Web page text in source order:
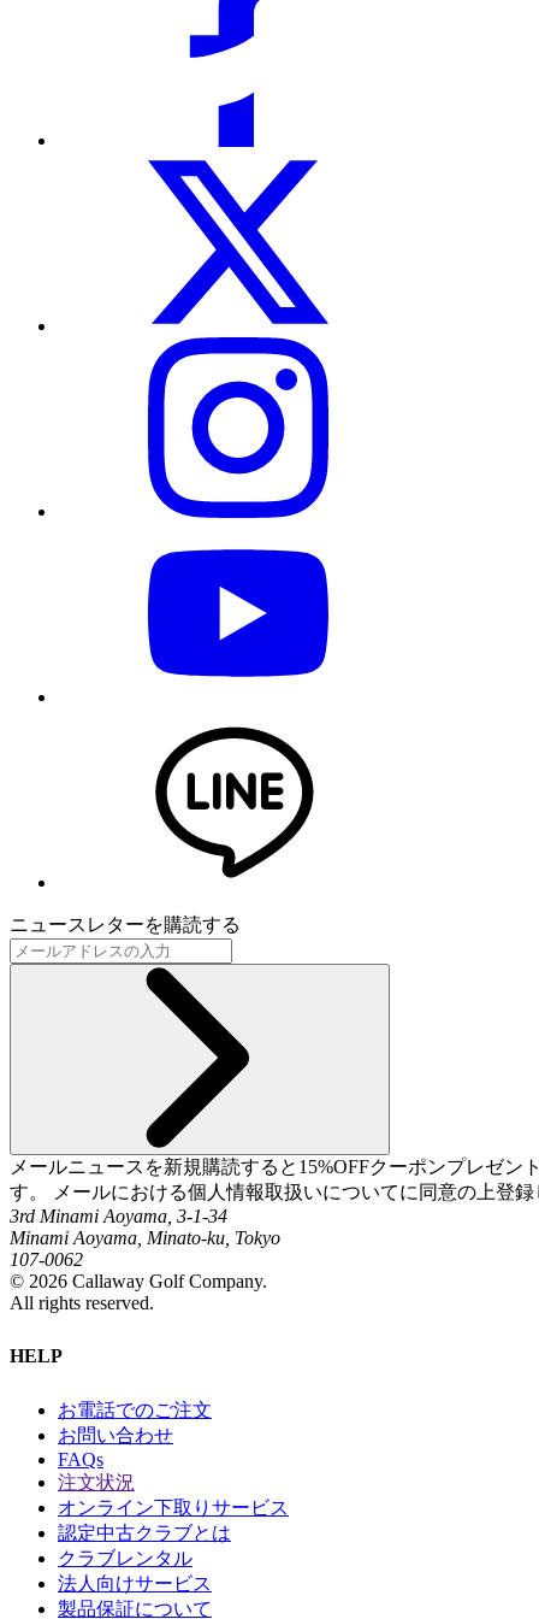
ニュースレターを購読する
メールニュースを新規購読すると15%OFFクーポンプレゼ
す。 メールにおける個人情報取扱いについてに同意の上登
3rd Minami Aoyama, 3-1-34
Minami Aoyama, Minato-ku, Tokyo
107-0062
© 2026 Callaway Golf Company.
All rights reserved.
HELP
お電話でのご注文
お問い合わせ
FAQs
注文状況
オンライン下取りサービス
認定中古クラブとは
クラブレンタル
法人向けサービス
製品保証について